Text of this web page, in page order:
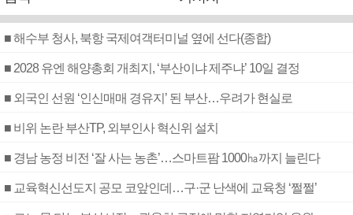
■ 해수부 청사, 북항 국제여객터미널 옆에 선다(종합)
■ 2028 유엔 해양총회 개최지, ‘부산이냐 제주냐’ 10일 결정
■ 외국인 선원 ‘인신매매 경유지’ 된 부산…우려가 현실로
■ 비위 논란 부산TP, 외부인사 혁신위 설치
■ 경남 농정 비전 ‘잘 사는 농촌’…스마트팜 1000㏊까지 늘린다
■ 교육혁신선도지 공모 코앞인데…구·군 난색에 교육청 ‘쩔쩔’